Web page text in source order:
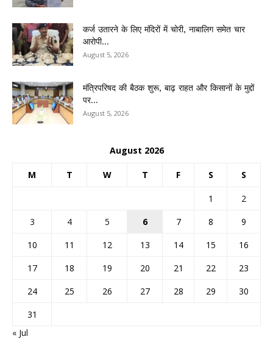
कर्ज उतारने के लिए मंदिरों में चोरी, नाबालिग समेत चार
आरोपी...
August 5, 2026
मंत्रिपरिषद की बैठक शुरू, बाढ़ राहत और किसानों के मुद्दों
पर...
August 5, 2026
August 2026
M T W T F S S
1
2
3
4 5 6 7 8
9
10
11 12 13 14 15
16
17
18 19 20 21 22
23
24
25 26 27 28 29
30
31
« Jul